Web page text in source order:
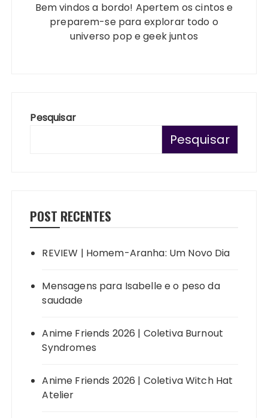
Bem vindos a bordo! Apertem os cintos e
preparem-se para explorar todo o
universo pop e geek juntos
Pesquisar
Pesquisar
POST RECENTES
REVIEW | Homem-Aranha: Um Novo Dia
Mensagens para Isabelle e o peso da
saudade
Anime Friends 2026 | Coletiva Burnout
Syndromes
Anime Friends 2026 | Coletiva Witch Hat
Atelier